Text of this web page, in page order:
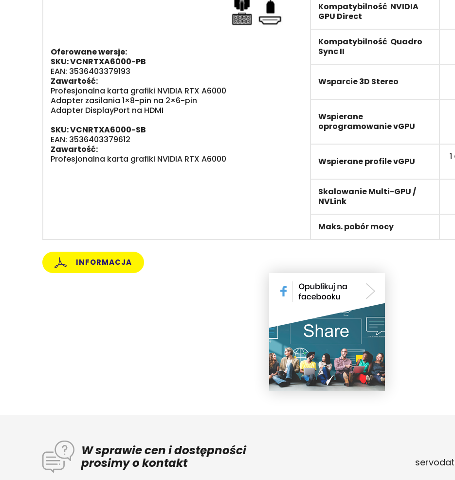
Oferowane wersje:
SKU: VCNRTXA6000-PB
EAN: 3536403379193
Zawartość:
Profesjonalna karta grafiki NVIDIA RTX A6000
Adapter zasilania 1×8-pin na 2×6-pin
Adapter DisplayPort na HDMI
SKU: VCNRTXA6000-SB
EAN: 3536403379612
Zawartość:
Profesjonalna karta grafiki NVIDIA RTX A6000
Kompatybilność NVIDIA
GPU Direct
Kompatybilność Quadro
Sync II
Wsparcie 3D Stereo
Wspierane
oprogramowanie vGPU
Wspierane profile vGPU
Skalowanie Multi-GPU /
NVLink
Maks. pobór mocy
INFORMACJA
W sprawie cen i dostępności
prosimy o kontakt